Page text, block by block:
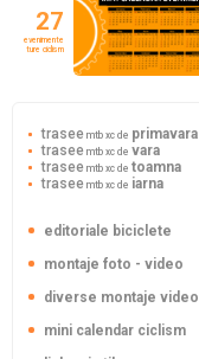
27
evenimente
ture ciclism
trasee mtb xc de primavara
trasee mtb xc de vara
trasee mtb xc de toamna
trasee mtb xc de iarna
editoriale biciclete
montaje foto - video
diverse montaje video
mini calendar ciclism